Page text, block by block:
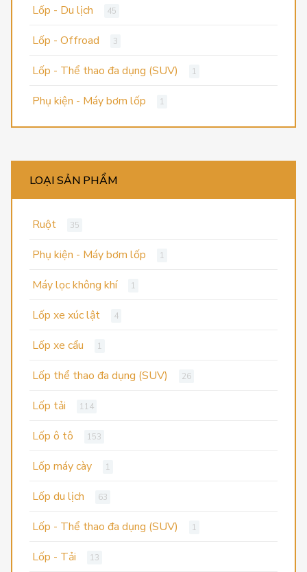
Lốp - Du lịch 45
Lốp - Offroad 3
Lốp - Thể thao đa dụng (SUV) 1
Phụ kiện - Máy bơm lốp 1
LOẠI SẢN PHẨM
Ruột 35
Phụ kiện - Máy bơm lốp 1
Máy lọc không khí 1
Lốp xe xúc lật 4
Lốp xe cẩu 1
Lốp thể thao đa dụng (SUV) 26
Lốp tải 114
Lốp ô tô 153
Lốp máy cày 1
Lốp du lịch 63
Lốp - Thể thao đa dụng (SUV) 1
Lốp - Tải 13